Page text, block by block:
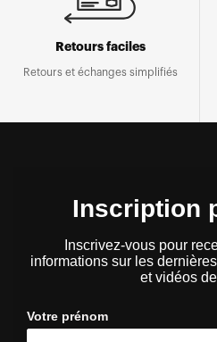
Retours faciles
Retours et échanges simplifiés
Inscription
Inscrivez-vous pour
informations sur les
et vidéos
Votre prénom